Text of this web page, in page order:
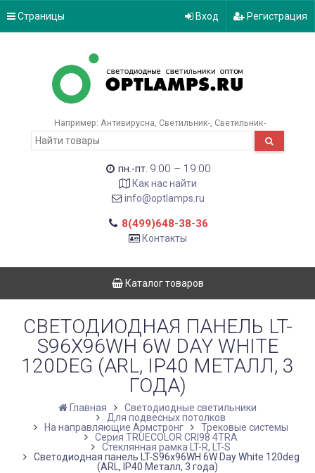
Страницы Вход Регистрация
Например: Антивирусна Светильник- Светильник-
пн.-пт. 9:00 – 19:00
Как нас найти
info@optlamps.ru
8(499)648-38-36
Контакты
Каталог товаров
СВЕТОДИОДНАЯ ПАНЕЛЬ LT-
S96X96WH 6W DAY WHITE
120DEG (ARL, IP40 МЕТАЛЛ, 3
ГОДА)
Главная
Светодиодные светильники
Для подвесных потолков
На направляющие Армстронг
Трековые системы
Серия TRUECOLOR CRI98 4TRA
Стеклянная рамка LT-R, LT-S
Светодиодная панель LT-S96x96WH 6W Day White 120deg
(ARL, IP40 Металл, 3 года)